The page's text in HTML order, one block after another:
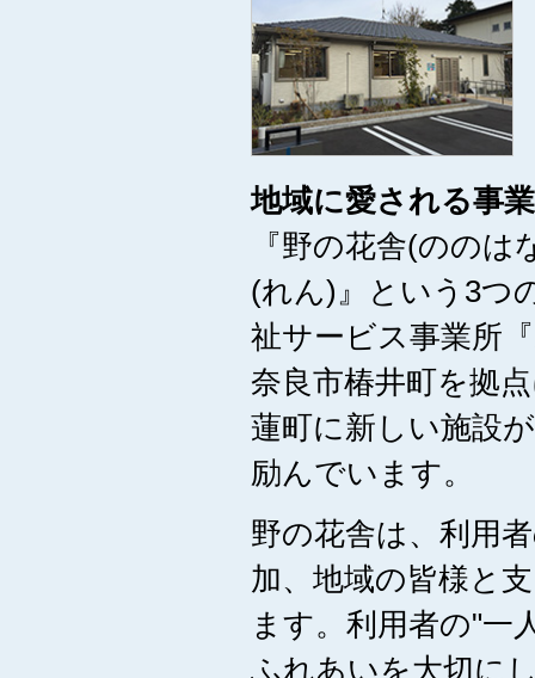
地域に愛される事
『野の花舎(のの
(れん)』という3つ
祉サービス事業所
奈良市椿井町を拠
蓮町に新しい施設
励んでいます。
野の花舎は、利用
加、地域の皆様と
ます。利用者の"一
ふれあいを大切に